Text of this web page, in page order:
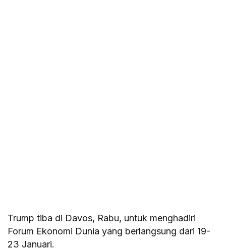
Trump tiba di Davos, Rabu, untuk menghadiri
Forum Ekonomi Dunia yang berlangsung dari 19-
23 Januari.